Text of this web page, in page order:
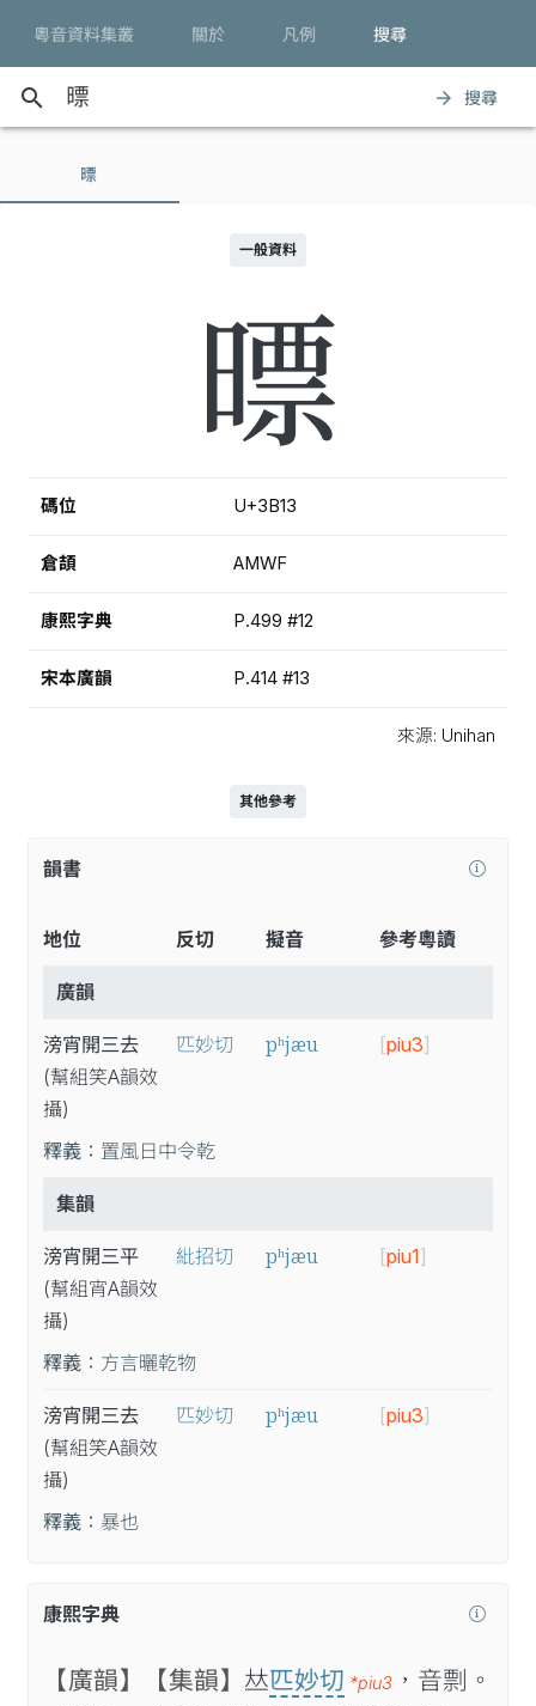
粵音資料集叢 關於 凡例 搜尋
search arrow_forward 搜尋
㬓
一般資料
㬓
碼位 U+3B13
倉頡 AMWF
康熙字典 P.499 #12
宋本廣韻 P.414 #13
來源: Unihan
其他參考
韻書
地位 反切 擬音 參考粵讀
廣韻
滂宵開三去
(幫組笑A韻效
攝)
匹妙切 pʰjæu [piu3]
釋義： 置風日中令乾
集韻
滂宵開三平
(幫組宵A韻效
攝)
紕招切 pʰjæu [piu1]
釋義： 方言曬乾物
滂宵開三去
(幫組笑A韻效
攝)
匹妙切 pʰjæu [piu3]
釋義： 暴也
康熙字典
【廣韻】 【集韻】 𠀤匹妙切 *piu3 ，音剽。